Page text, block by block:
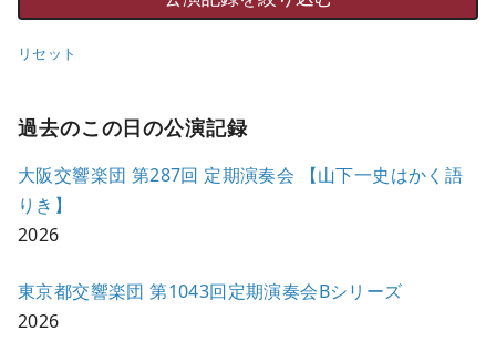
リセット
過去のこの日の公演記録
大阪交響楽団 第287回 定期演奏会 【山下一史はかく語
りき】
2026
東京都交響楽団 第1043回定期演奏会Bシリーズ
2026